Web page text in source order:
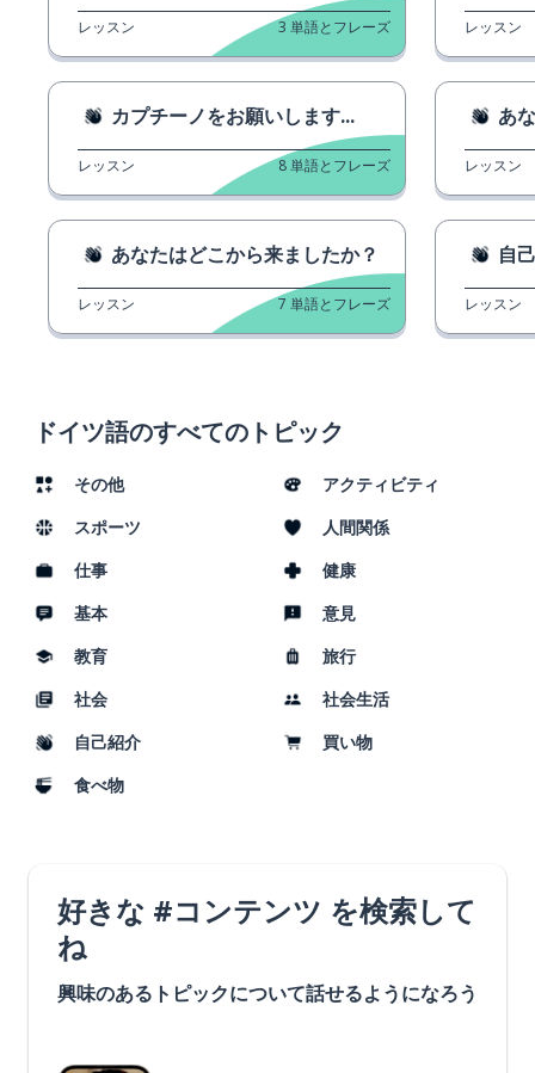
ドイツ語のすべてのトピック
その他
アクティビティ
スポーツ
人間関係
仕事
健康
基本
意見
教育
旅行
社会
社会生活
自己紹介
買い物
食べ物
レッスン 3 単語とフレーズ
カプチーノをお願いします...
レッスン 8単語とフレーズ
あなたはどこから来ましたか？
レッスン 7 単語とフレーズ
レッスン
あな
レッスン
自
レッスン
好きな #コンテンツ を検索して
ね
興味のあるトピックについて話せるようになろう